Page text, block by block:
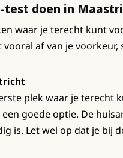
test doen in
waar je terecht kunt
af van je
plek waar je
goede optie. De
is. Let wel op dat je bij